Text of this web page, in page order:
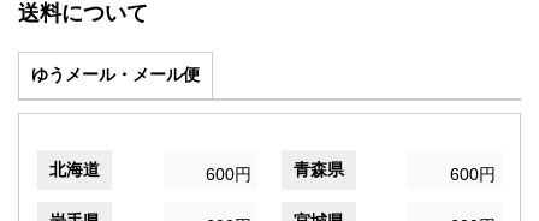
送料について
ゆうメール・メール便
北海道 600円 青森県 600円